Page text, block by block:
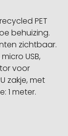
PET
behuizing.
zichtbaar.
USB,
voor
zakje, met
1 meter.